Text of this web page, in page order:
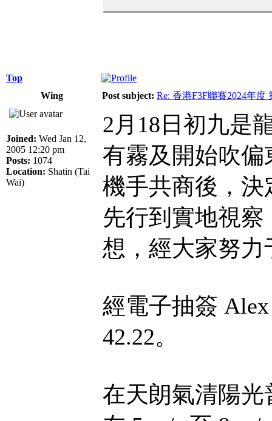
Top
Wing
Post subject: Re: 香港F3F聯賽2024年度
Joined: Wed Jan 12,
2005 12:20 pm
Posts: 1074
Location: Shatin (Tai
Wai)
2月18日初九是
有霧及開始吹
機手共商後，
先行到實地視
想，經大家努力
經電子抽簽
42.22。
在天朗氣清陽